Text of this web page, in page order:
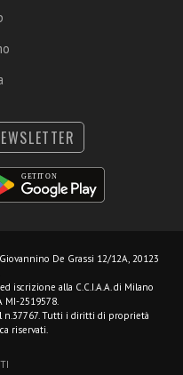
De Grassi 12/12A, 20123
iscrizione alla C.C.I.A.A. di Milano
MI-2519578.
n.37767. Tutti i diritti di proprietà
riservati.